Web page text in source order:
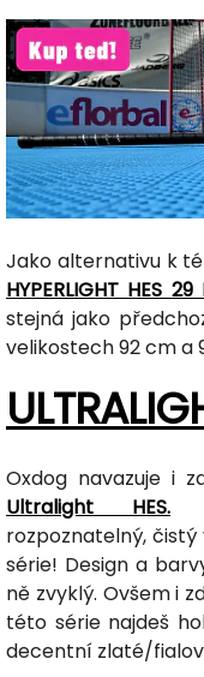
Jako alternativu k
HYPERLIGHT HES
stejná jako
velikostech 92 cm a
Oxdog navazuje i
Ultralight HES.
rozpoznatelný, čistý
série! Design a
ně zvyklý. Ovšem i
této série najdeš
decentní zlaté/